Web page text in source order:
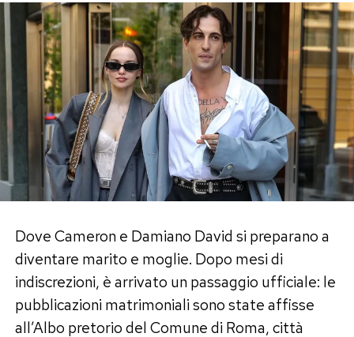
Anche Justin e Hailey Bieber sembrano aver
ceduto al fascino dell’Italia. Dopo gli impegni al
Google Camp, hanno scelto di rallentare i ritmi e
vivere il lato più autentico dell’estate siciliana,
dimostrando ancora una volta come il Bel Paese
continui a rappresentare una delle destinazioni
preferite dalle grandi star internazionali.
Post Views: 133
Dove Cameron e Damiano David si preparano a
diventare marito e moglie. Dopo mesi di
indiscrezioni, è arrivato un passaggio ufficiale: le
pubblicazioni matrimoniali sono state affisse
all’Albo pretorio del Comune di Roma, città